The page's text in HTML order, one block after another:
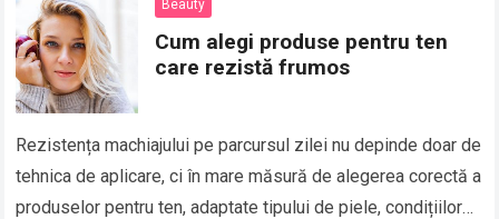
Beauty
Cum alegi produse pentru ten
care rezistă frumos
Rezistența machiajului pe parcursul zilei nu depinde doar de
tehnica de aplicare, ci în mare măsură de alegerea corectă a
produselor pentru ten, adaptate tipului de piele, condițiilor